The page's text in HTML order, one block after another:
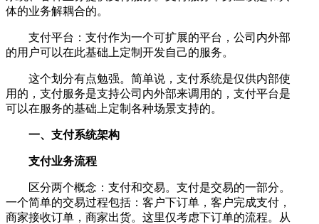
体的业务解耦合的。
支付平台：支付作为一个可扩展的平台，公司内外部
的用户可以在此基础上定制开发自己的服务。
这个划分有点勉强。简单说，支付系统是仅供内部使
用的，支付服务是支持公司内外部来调用的，支付平台是
可以在服务的基础上定制各种场景支持的。
一、支付系统架构
支付业务流程
区分两个概念：支付和交易。支付是交易的一部分。
一个简单的交易过程包括：客户下订单，客户完成支付，
商家接收订单，商家出货。这里仅考虑下订单的流程。从